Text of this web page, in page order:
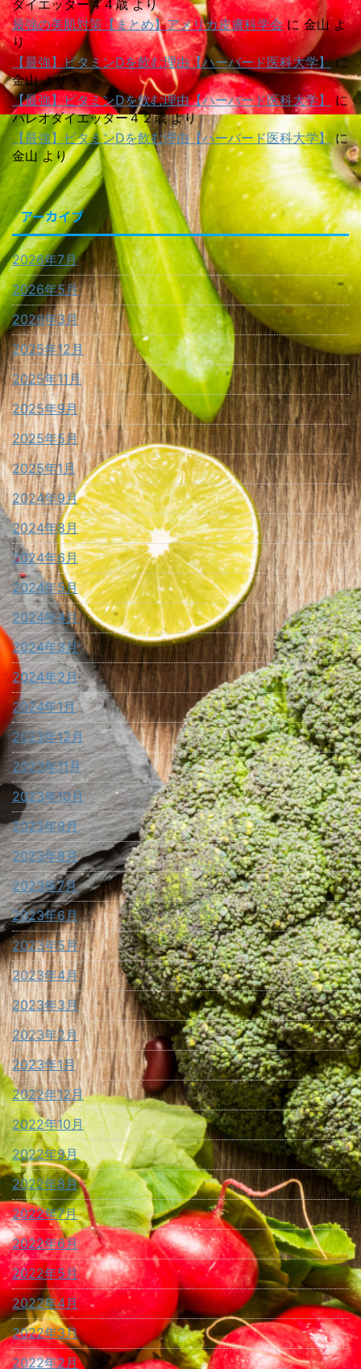
ダイエッター４４歳より
最強の美肌対策【まとめ】アメリカ皮膚科学会に金山よ
り
【最強】ビタミンDを飲む理由【ハーバード医科大学】に
金山より
【最強】ビタミンDを飲む理由【ハーバード医科大学】 に
パレオダイエッター４２歳より
【最強】ビタミンDを飲む理由【ハーバード医科大学】 に
金山 より
アーカイブ
2026年7月
2026年5月
2026年3月
2025年12月
2025年11月
2025年9月
2025年5月
2025年1月
2024年9月
2024年8月
2024年6月
2024年5月
2024年4月
2024年3月
2024年2月
2024年1月
2023年12月
2023年11月
2023年10月
2023年9月
2023年8月
2023年7月
2023年6月
2023年5月
2023年4月
2023年3月
2023年2月
2023年1月
2022年12月
2022年10月
2022年9月
2022年8月
2022年7月
2022年6月
2022年5月
2022年4月
2022年3月
2022年2月